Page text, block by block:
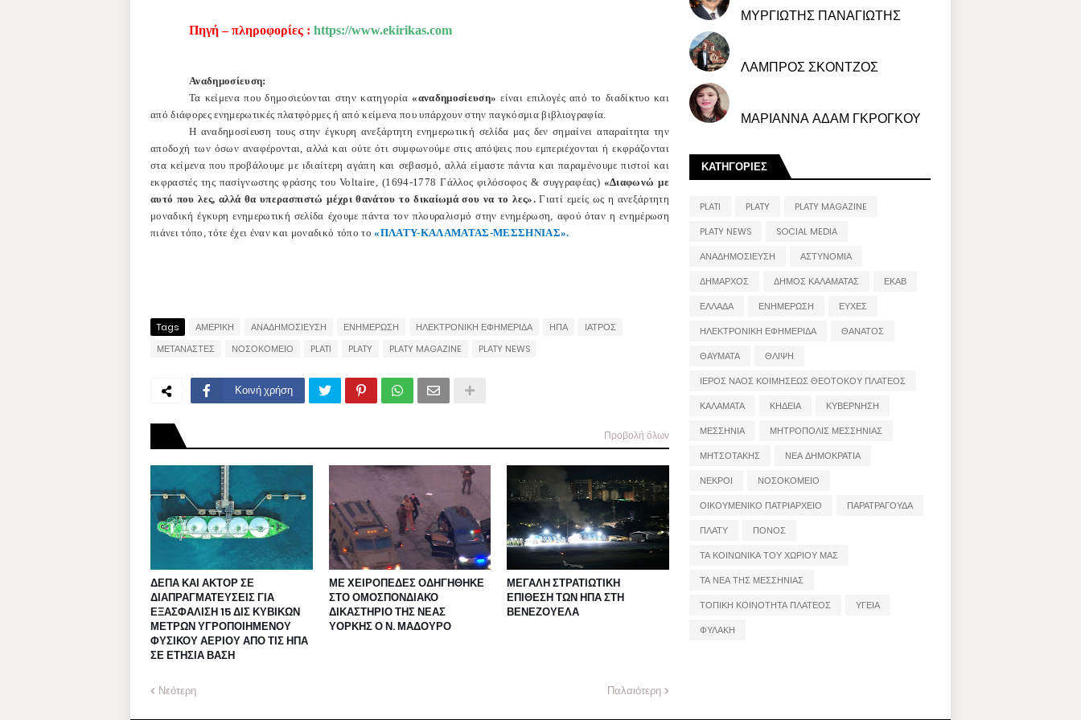
Πηγή – πληροφορίες : https://www.ekirikas.com
Αναδημοσίευση:
Τα κείμενα που δημοσιεύονται στην κατηγορία «αναδημοσίευση» είναι επιλογές από το διαδίκτυο και
από διάφορες ενημερωτικές πλατφόρμες ή από κείμενα που υπάρχουν στην παγκόσμια βιβλιογραφία.
Η αναδημοσίευση τους στην έγκυρη ανεξάρτητη ενημερωτική σελίδα μας δεν σημαίνει απαραίτητα την
αποδοχή των όσων αναφέρονται, αλλά και ούτε ότι συμφωνούμε στις απόψεις που εμπεριέχονται ή εκφράζονται
στα κείμενα που προβάλουμε με ιδιαίτερη αγάπη και σεβασμό, αλλά είμαστε πάντα και παραμένουμε πιστοί και
εκφραστές της πασίγνωστης φράσης του Voltaire, (1694-1778 Γάλλος φιλόσοφος & συγγραφέας) «Διαφωνώ με
αυτό που λες, αλλά θα υπερασπιστώ μέχρι θανάτου το δικαίωμά σου να το λες».Γιατί εμείς ως η ανεξάρτητη
μοναδική έγκυρη ενημερωτική σελίδα έχουμε πάντα τον πλουραλισμό στην ενημέρωση, αφού όταν η ενημέρωση
πιάνει τόπο, τότε έχει έναν και μοναδικό τόπο το«ΠΛΑΤΥ-ΚΑΛΑΜΑΤΑΣ-ΜΕΣΣΗΝΙΑΣ».
Tags ΑΜΕΡΙΚΗ ΑΝΑΔΗΜΟΣΙΕΥΣΗ ΕΝΗΜΕΡΩΣΗ ΗΛΕΚΤΡΟΝΙΚΗ ΕΦΗΜΕΡΙΔΑ ΗΠΑ
ΙΑΤΡΟΣ
ΜΕΤΑΝΑΣΤΕΣ
ΝΟΣΟΚΟΜΕΙΟ PLATI PLATY PLATY MAGAZINE PLATY NEWS
Κοινή χρήση
Προβολή όλων
ΔΕΠΑ ΚΑΙ ΑΚΤΟΡ ΣΕ
ΔΙΑΠΡΑΓΜΑΤΕΥΣΕΙΣ ΓΙΑ
ΕΞΑΣΦΑΛΙΣΗ 15 ΔΙΣ ΚΥΒΙΚΩΝ
ΜΕΤΡΩΝ ΥΓΡΟΠΟΙΗΜΕΝΟΥ
ΦΥΣΙΚΟΥ ΑΕΡΙΟΥ ΑΠΟ ΤΙΣ ΗΠΑ
ΣΕ ΕΤΗΣΙΑ ΒΑΣΗ
ΜΕ ΧΕΙΡΟΠΕΔΕΣ ΟΔΗΓΗΘΗΚΕ
ΣΤΟ ΟΜΟΣΠΟΝΔΙΑΚΟ
ΔΙΚΑΣΤΗΡΙΟ ΤΗΣ ΝΕΑΣ
ΥΟΡΚΗΣ Ο Ν. ΜΑΔΟΥΡΟ
ΜΕΓΑΛΗ ΣΤΡΑΤΙΩΤΙΚΗ
ΕΠΙΘΕΣΗ ΤΩΝ ΗΠΑ ΣΤΗ
ΒΕΝΕΖΟΥΕΛΑ
Νεότερη Παλαιότερη
ΜΥΡΓΙΩΤΗΣ ΠΑΝΑΓΙΩΤΗΣ
ΛΑΜΠΡΟΣ ΣΚΟΝΤΖΟΣ
ΜΑΡΙΑΝΝΑ ΑΔΑΜ ΓΚΡΟΓΚΟΥ
ΚΑΤΗΓΟΡΙΕΣ
PLATI PLATY
PLATY MAGAZINE
PLATY NEWS
SOCIAL MEDIA
ΑΝΑΔΗΜΟΣΙΕΥΣΗ
ΑΣΤΥΝΟΜΙΑ
ΔΗΜΑΡΧΟΣ
ΔΗΜΟΣ ΚΑΛΑΜΑΤΑΣ
ΕΚΑΒ
ΕΛΛΑΔΑ
ΕΝΗΜΕΡΩΣΗ
ΕΥΧΕΣ
ΗΛΕΚΤΡΟΝΙΚΗ ΕΦΗΜΕΡΙΔΑ
ΘΑΝΑΤΟΣ
ΘΑΥΜΑΤΑ
ΘΛΙΨΗ
ΙΕΡΟΣ ΝΑΟΣ ΚΟΙΜΗΣΕΩΣ ΘΕΟΤΟΚΟΥ ΠΛΑΤΕΟΣ
ΚΑΛΑΜΑΤΑ
ΚΗΔΕΙΑ
ΚΥΒΕΡΝΗΣΗ
ΜΕΣΣΗΝΙΑ
ΜΗΤΡΟΠΟΛΙΣ ΜΕΣΣΗΝΙΑΣ
ΜΗΤΣΟΤΑΚΗΣ
ΝΕΑ ΔΗΜΟΚΡΑΤΙΑ
ΝΕΚΡΟΙ
ΝΟΣΟΚΟΜΕΙΟ
ΟΙΚΟΥΜΕΝΙΚΟ ΠΑΤΡΙΑΡΧΕΙΟ
ΠΑΡΑΤΡΑΓΟΥΔΑ
ΠΛΑΤΥ
ΠΟΝΟΣ
ΤΑ ΚΟΙΝΩΝΙΚΑ ΤΟΥ ΧΩΡΙΟΥ ΜΑΣ
ΤΑ ΝΕΑ ΤΗΣ ΜΕΣΣΗΝΙΑΣ
ΤΟΠΙΚΗ ΚΟΙΝΟΤΗΤΑ ΠΛΑΤΕΟΣ
ΥΓΕΙΑ
ΦΥΛΑΚΗ